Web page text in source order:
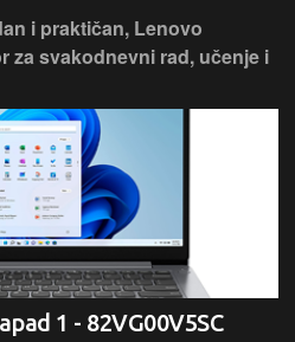
i praktičan, Lenovo
za svakodnevni rad, učenje i
1 - 82VG00V5SC